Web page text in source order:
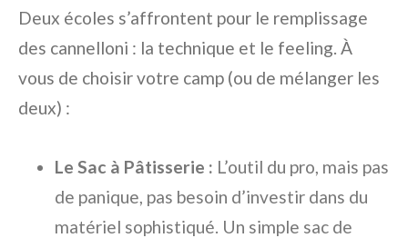
Deux écoles s’affrontent pour le remplissage
des cannelloni : la technique et le feeling. À
vous de choisir votre camp (ou de mélanger les
deux) :
Le Sac à Pâtisserie : L’outil du pro, mais pas
de panique, pas besoin d’investir dans du
matériel sophistiqué. Un simple sac de